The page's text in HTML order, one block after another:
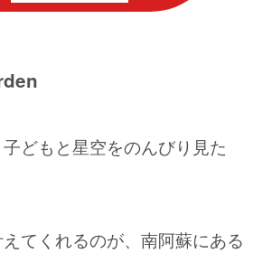
子どもと星空をのんびり見た
てくれるのが、南阿蘇にある